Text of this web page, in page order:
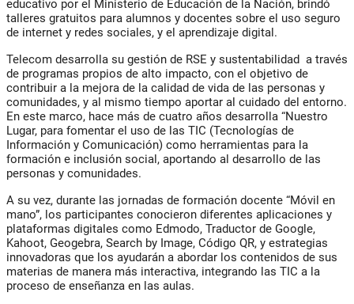
educativo por el Ministerio de Educación de la Nación, brindó
talleres gratuitos para alumnos y docentes sobre el uso seguro
de internet y redes sociales, y el aprendizaje digital.
Telecom desarrolla su gestión de RSE y sustentabilidad a través
de programas propios de alto impacto, con el objetivo de
contribuir a la mejora de la calidad de vida de las personas y
comunidades, y al mismo tiempo aportar al cuidado del entorno.
En este marco, hace más de cuatro años desarrolla “Nuestro
Lugar, para fomentar el uso de las TIC (Tecnologías de
Información y Comunicación) como herramientas para la
formación e inclusión social, aportando al desarrollo de las
personas y comunidades.
A su vez, durante las jornadas de formación docente “Móvil en
mano”, los participantes conocieron diferentes aplicaciones y
plataformas digitales como Edmodo, Traductor de Google,
Kahoot, Geogebra, Search by Image, Código QR, y estrategias
innovadoras que los ayudarán a abordar los contenidos de sus
materias de manera más interactiva, integrando las TIC a la
proceso de enseñanza en las aulas.